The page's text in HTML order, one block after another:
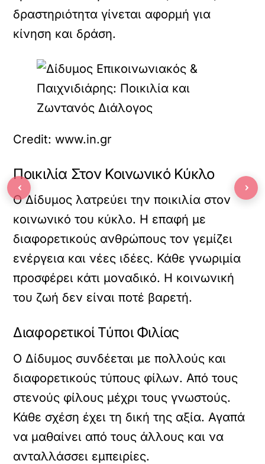
δραστηριότητα γίνεται αφορμή για
κίνηση και δράση.
Credit: www.in.gr
Ποικιλία Στον Κοινωνικό Κύκλο
Ο Δίδυμος λατρεύει την ποικιλία στον
κοινωνικό του κύκλο. Η επαφή με
διαφορετικούς ανθρώπους τον γεμίζει
ενέργεια και νέες ιδέες. Κάθε γνωριμία
προσφέρει κάτι μοναδικό. Η κοινωνική
του ζωή δεν είναι ποτέ βαρετή.
Διαφορετικοί Τύποι Φιλίας
Ο Δίδυμος συνδέεται με πολλούς και
διαφορετικούς τύπους φίλων. Από τους
στενούς φίλους μέχρι τους γνωστούς.
Κάθε σχέση έχει τη δική της αξία. Αγαπά
να μαθαίνει από τους άλλους και να
ανταλλάσσει εμπειρίες.
‹ ›